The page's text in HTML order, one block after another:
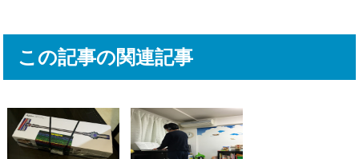
この記事の関連記事